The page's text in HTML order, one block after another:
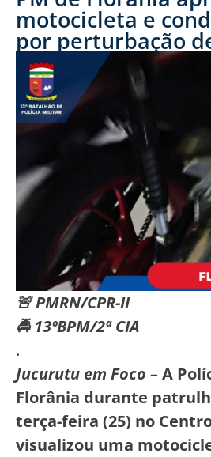
motocicleta e
por perturbação
🚨 PMRN/CPR-II
🚔 13ºBPM/2ª CIA
.
Jucurutu em Foco – A
Florânia durante
terça-feira (25) no
visualizou uma